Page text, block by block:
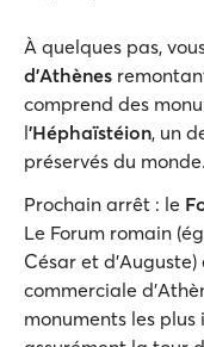
À quelques pas,
d'Athènes
comprend des
l'Héphaïstéion, un
préservés du monde.
Prochain arrêt : le
Le Forum romain
César et
commerciale
monuments les